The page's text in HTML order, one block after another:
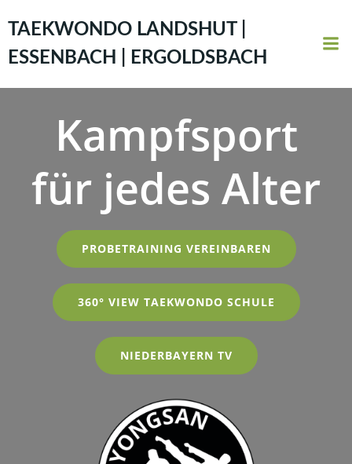
Inhalt
springen
TAEKWONDO LANDSHUT |
ESSENBACH | ERGOLDSBACH
Kampfsport
für jedes Alter
PROBETRAINING VEREINBAREN
360° VIEW TAEKWONDO SCHULE
NIEDERBAYERN TV